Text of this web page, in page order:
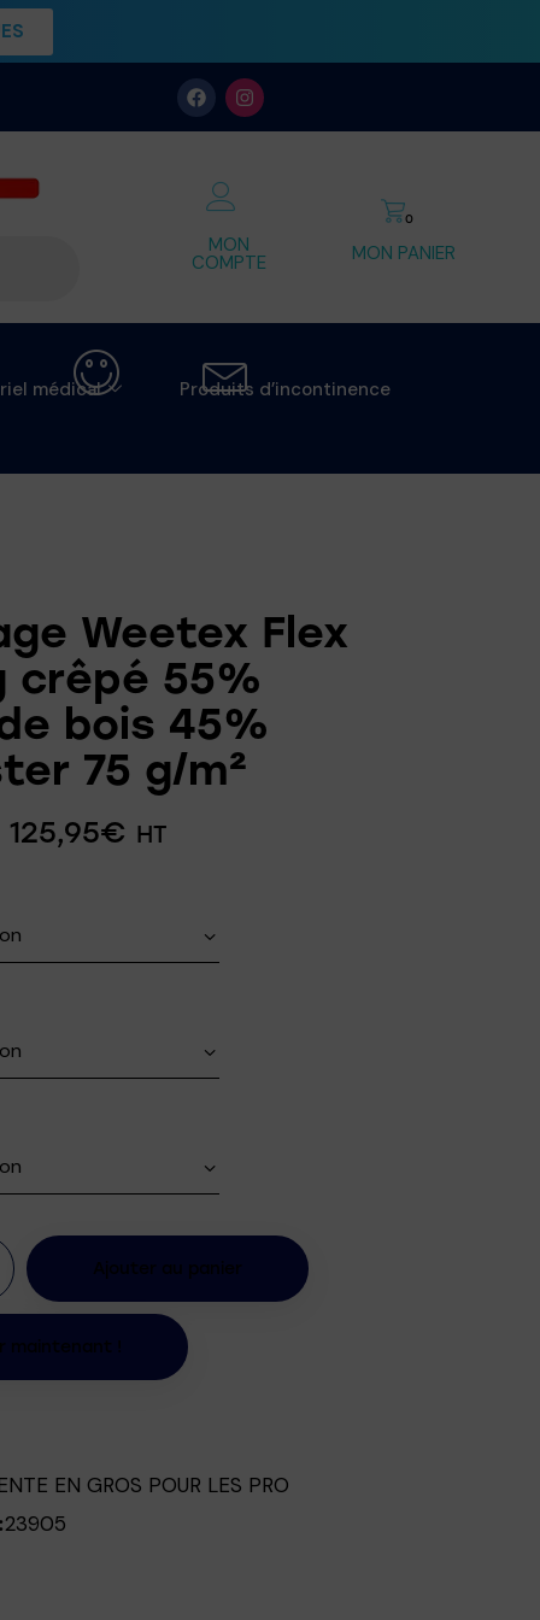
MON
COMPTE
0
MON PANIER
médical Produits d’incontinence
Weetex Flex
crêpé 55%
bois 45%
75 g/m²
125,95€ HT
Ajouter au panier
maintenant !
EN GROS POUR LES PRO
23905